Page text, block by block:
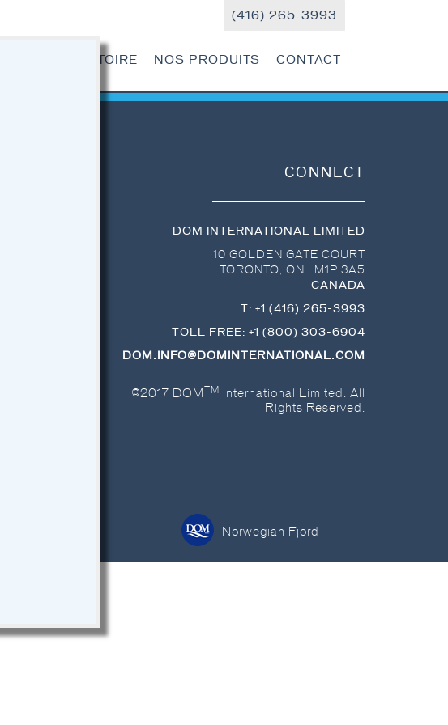
NOTRE HISTOIRE NOS PRODUITS CONTACT
(416) 265-3993
CONNECT
DOM INTERNATIONAL LIMITED
10 GOLDEN GATE COURT
TORONTO, ON
M1P 3A5
CANADA
T: +1 (416) 265-3993
TOLL FREE: +1 (800) 303-6904
DOM.INFO@DOMINTERNATIONAL.COM
©2017 DOMTM
International Limited. All
Rights Reserved.
Norwegian Fjord